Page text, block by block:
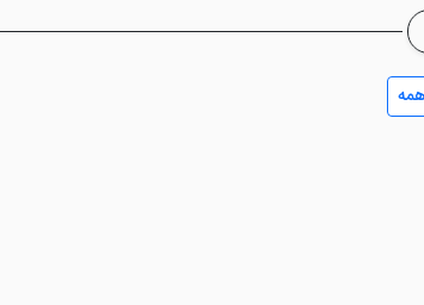
از کیفیت غذایی خوبی برخوردار است. رستوران این هتل
بوفه سلف سرویس ارائه می‌شود.
راحت
هتل به شمار می روند.
همه